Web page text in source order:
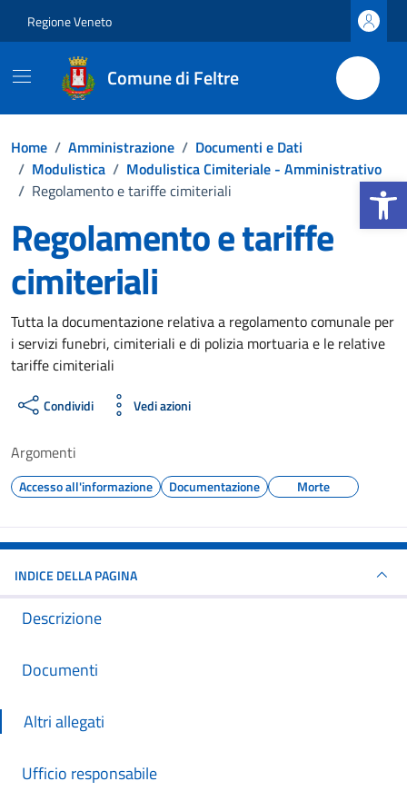
Apri la
Regione Veneto
Comune di Feltre
Home / Amministrazione / Documenti e Dati
/ Modulistica / Modulistica Cimiteriale - Amministrativo
/ Regolamento e tariffe cimiteriali
Regolamento e tariffe
cimiteriali
Dettagli del documento
Tutta la documentazione relativa a regolamento comunale per
i servizi funebri, cimiteriali e di polizia mortuaria e le relative
tariffe cimiteriali
Condividi Vedi azioni
Argomenti
Accesso all'informazione Documentazione Morte
INDICE DELLA PAGINA
Descrizione
Documenti
Altri allegati
Ufficio responsabile